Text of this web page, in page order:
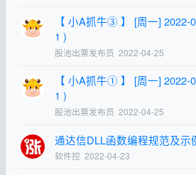
【 小A抓牛③ 】 [周一] 2022-
1 )
股池出票发布员 2022-04-25
【 小A抓牛① 】 [周一] 2022-
1 )
股池出票发布员 2022-04-25
通达信DLL函数编程规范及示
软件控 2022-04-23